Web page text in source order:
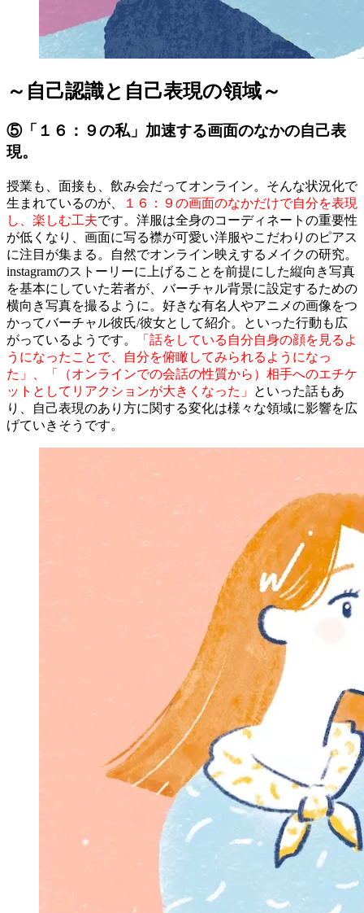
～自己認識と自己表現の領域～
⑤「１６：９の私」加速する画面のなかの自己表
現。
授業も、面接も、飲み会だってオンライン。そんな状況化で
生まれているのが、
１６：９の画面のなかだけで自分を表現
し、楽しむ工夫です。洋服は全身のコーディネートの重要性
が低くなり、画面に写る襟が可愛い洋服やこだわりのピアス
に注目が集まる。自然でオンライン映えするメイクの研究。
instagramのストーリーに上げることを前提にした縦向き写真
を基本にしていた若者が、バーチャル背景に設定するための
横向き写真を撮るように。好きな有名人やアニメの画像をつ
かってバーチャル彼氏/彼女として紹介。といった行動も広
がっているようです。
「話をしている自分自身の顔を見るよ
うになったことで、自分を俯瞰してみられるようになっ
た」、「（オンラインでの会話の性質から）相手へのエチケ
ットとしてリアクションが大きくなった」
といった話もあ
り、自己表現のあり方に関する変化は様々な領域に影響を広
げていきそうです。